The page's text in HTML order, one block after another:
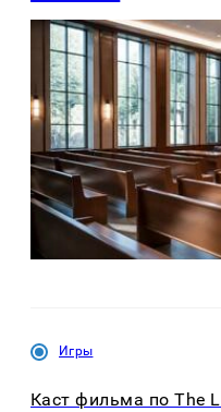
Игры
Каст фильма по The